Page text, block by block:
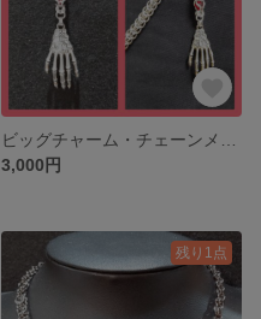
3,000円
残り1点